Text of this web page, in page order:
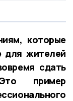
которые
для жителей
сдать
пример